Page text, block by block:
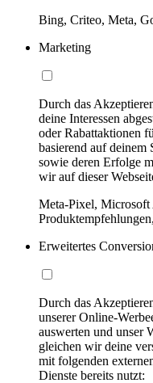
Bing, Criteo, Meta,
Marketing
Durch das
deine Interessen
oder Rabattaktionen
basierend auf deinem
sowie deren Erfolge
wir auf dieser
Meta-Pixel,
Erweitertes
Durch das
unserer Online-
auswerten und unser
gleichen wir deine
mit folgenden
Dienste bereits nutzt: